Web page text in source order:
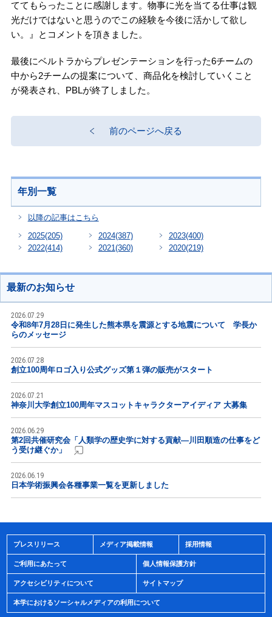
ててもらったことに感謝します。物事に光を当てる仕事は観
光だけではないと思うのでこの経験を今後に活かして欲し
い。』とコメントを頂きました。
最後にベルトラからプレゼンテーションを行った6チームの
中から2チームの提案について、商品化を検討していくこと
が発表され、PBLが終了しました。
前のページへ戻る
年別一覧
以降の記事はこちら
2025(205) 2024(387) 2023(400)
2022(414) 2021 (360) 2020(219)
最新のお知らせ
2026.07.29
令和8年7月28日に発生した熊本県を震源とする地震について 学長か
らのメッセージ
2026.07.28
創立100周年ロゴ入り公式グッズ第１弾の販売がスタート
2026.07.21
神奈川大学創立100周年マスコットキャラクターアイディア 大募集
2026.06.29
第2回共催研究会「人類学の歴史学に対する貢献―川田順造の仕事をど
う受け継ぐか」
2026.06.19
日本学術振興会各種事業一覧を更新しました
プレスリリース メディア掲載情報 採用情報
ご利用にあたって 個人情報保護方針
アクセシビリティについて サイトマップ
本学におけるソーシャルメディアの利用について